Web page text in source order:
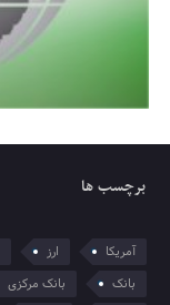
برچسب ها
آمریکا ارز
بانک
بانک مرکزی